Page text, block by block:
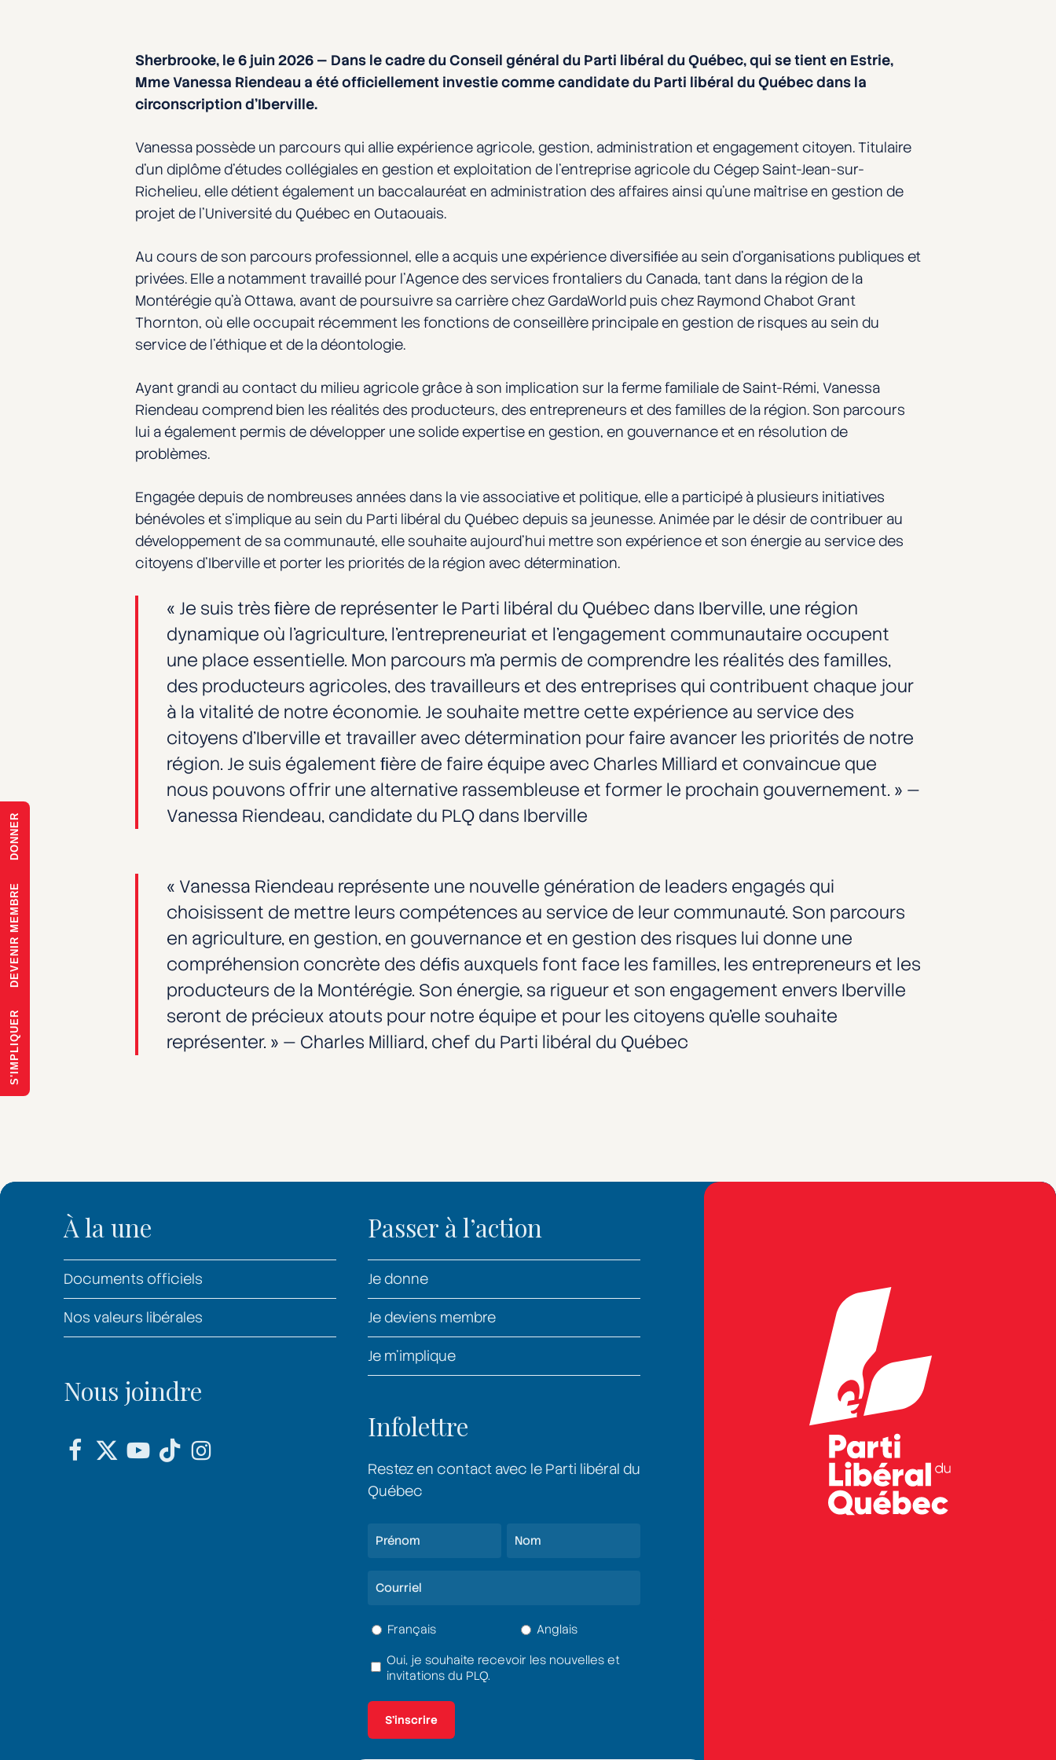
DONNER
DEVENIR MEMBRE
S'IMPLIQUER
Sherbrooke, le 6 juin 2026 — Dans le cadre du Conseil général du Parti libéral du Québec, qui se tient en Estrie,
Mme Vanessa Riendeau a été ofﬁciellement investie comme candidate du Parti libéral du Québec dans la
circonscription d’Iberville.
Vanessa possède un parcours qui allie expérience agricole, gestion, administration et engagement citoyen. Titulaire
d’un diplôme d’études collégiales en gestion et exploitation de l’entreprise agricole du Cégep Saint-Jean-sur-
Richelieu, elle détient également un baccalauréat en administration des affaires ainsi qu’une maîtrise en gestion de
projet de l’Université du Québec en Outaouais.
Au cours de son parcours professionnel, elle a acquis une expérience diversiﬁée au sein d’organisations publiques et
privées. Elle a notamment travaillé pour l’Agence des services frontaliers du Canada, tant dans la région de la
Montérégie qu’à Ottawa, avant de poursuivre sa carrière chez GardaWorld puis chez Raymond Chabot Grant
Thornton, où elle occupait récemment les fonctions de conseillère principale en gestion de risques au sein du
service de l’éthique et de la déontologie.
Ayant grandi au contact du milieu agricole grâce à son implication sur la ferme familiale de Saint-Rémi, Vanessa
Riendeau comprend bien les réalités des producteurs, des entrepreneurs et des familles de la région. Son parcours
lui a également permis de développer une solide expertise en gestion, en gouvernance et en résolution de
problèmes.
Engagée depuis de nombreuses années dans la vie associative et politique, elle a participé à plusieurs initiatives
bénévoles et s’implique au sein du Parti libéral du Québec depuis sa jeunesse. Animée par le désir de contribuer au
développement de sa communauté, elle souhaite aujourd’hui mettre son expérience et son énergie au service des
citoyens d’Iberville et porter les priorités de la région avec détermination.
« Je suis très ﬁère de représenter le Parti libéral du Québec dans Iberville, une région
dynamique où l’agriculture, l’entrepreneuriat et l’engagement communautaire occupent
une place essentielle. Mon parcours m’a permis de comprendre les réalités des familles,
des producteurs agricoles, des travailleurs et des entreprises qui contribuent chaque jour
à la vitalité de notre économie. Je souhaite mettre cette expérience au service des
citoyens d’Iberville et travailler avec détermination pour faire avancer les priorités de notre
région. Je suis également ﬁère de faire équipe avec Charles Milliard et convaincue que
nous pouvons offrir une alternative rassembleuse et former le prochain gouvernement. » —
Vanessa Riendeau, candidate du PLQ dans Iberville
« Vanessa Riendeau représente une nouvelle génération de leaders engagés qui
choisissent de mettre leurs compétences au service de leur communauté. Son parcours
en agriculture, en gestion, en gouvernance et en gestion des risques lui donne une
compréhension concrète des déﬁs auxquels font face les familles, les entrepreneurs et les
producteurs de la Montérégie. Son énergie, sa rigueur et son engagement envers Iberville
seront de précieux atouts pour notre équipe et pour les citoyens qu’elle souhaite
représenter. » — Charles Milliard, chef du Parti libéral du Québec
À la une
Documents officiels
Nos valeurs libérales
Nous joindre
Passer à l’action
Je donne
Je deviens membre
Je m’implique
Infolettre
Restez en contact avec le Parti libéral du
Québec
Nom
Courriel
Langue
Français Anglais
Termes
conditions
(Nécessaire)
Oui, je souhaite recevoir les nouvelles et
invitations du PLQ.